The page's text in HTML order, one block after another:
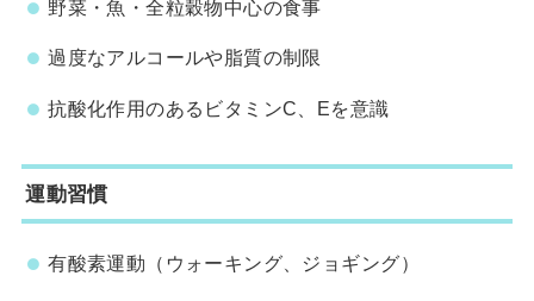
野菜・魚・全粒穀物中心の食事
過度なアルコールや脂質の制限
抗酸化作用のあるビタミンC、Eを意識
運動習慣
有酸素運動（ウォーキング、ジョギング）